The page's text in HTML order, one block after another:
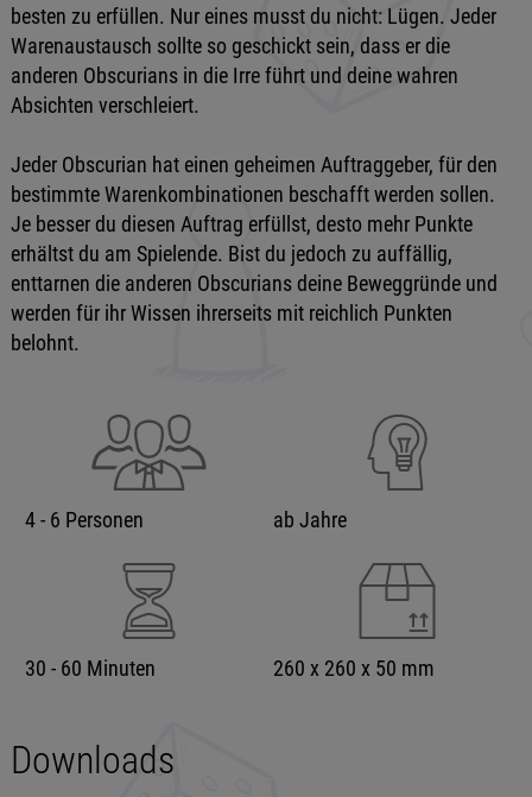
besten zu erfüllen. Nur eines musst du nicht: Lügen. Jeder
Warenaustausch sollte so geschickt sein, dass er die
anderen Obscurians in die Irre führt und deine wahren
Absichten verschleiert.
Jeder Obscurian hat einen geheimen Auftraggeber, für den
bestimmte Warenkombinationen beschafft werden sollen.
Je besser du diesen Auftrag erfüllst, desto mehr Punkte
erhältst du am Spielende. Bist du jedoch zu auffällig,
enttarnen die anderen Obscurians deine Beweggründe und
werden für ihr Wissen ihrerseits mit reichlich Punkten
belohnt.
4 - 6 Personen ab Jahre
30 - 60 Minuten 260 x 260 x 50 mm
Downloads